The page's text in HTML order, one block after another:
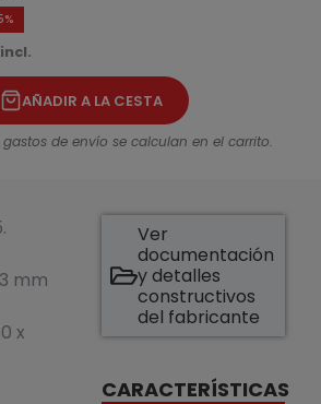
AÑADIR A LA CESTA
gastos de envío se calculan en el carrito.
mm
x
Ver
documentación
y detalles
constructivos
del fabricante
CARACTERÍSTICAS